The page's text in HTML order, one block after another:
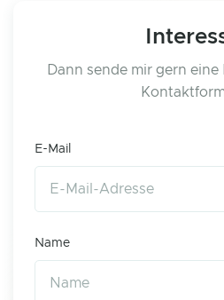
Dann sende mir gern
E-Mail
Name